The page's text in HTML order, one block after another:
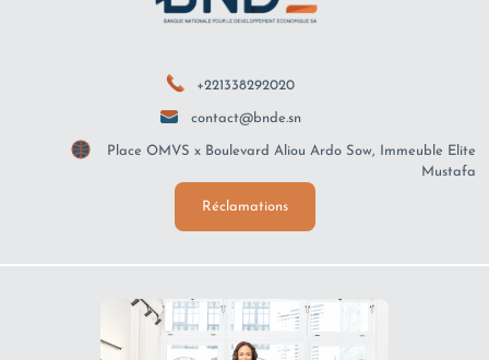
+221338292020
contact@bnde.sn
Place OMVS x Boulevard Aliou Ardo Sow, Immeuble Elite
Mustafa
Réclamations